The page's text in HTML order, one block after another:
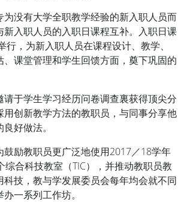
为没有大学全职教学经验的新入职人员而
新入职人员的入职日课程互补。入职日课
行，为新入职人员在课程设计、教学、
、课堂管理和学生回馈方面，奠下巩固的
请于学生学习经历问卷调查裏获得顶尖分
用创新教学方法的教职员，与同事分享他
好做法。
鼓励教职员更广泛地使用2017／18学年
综合科技教室（TIC），并推动教职员教
科技，教与学发展委员会每年均会就不同
一系列工作坊。